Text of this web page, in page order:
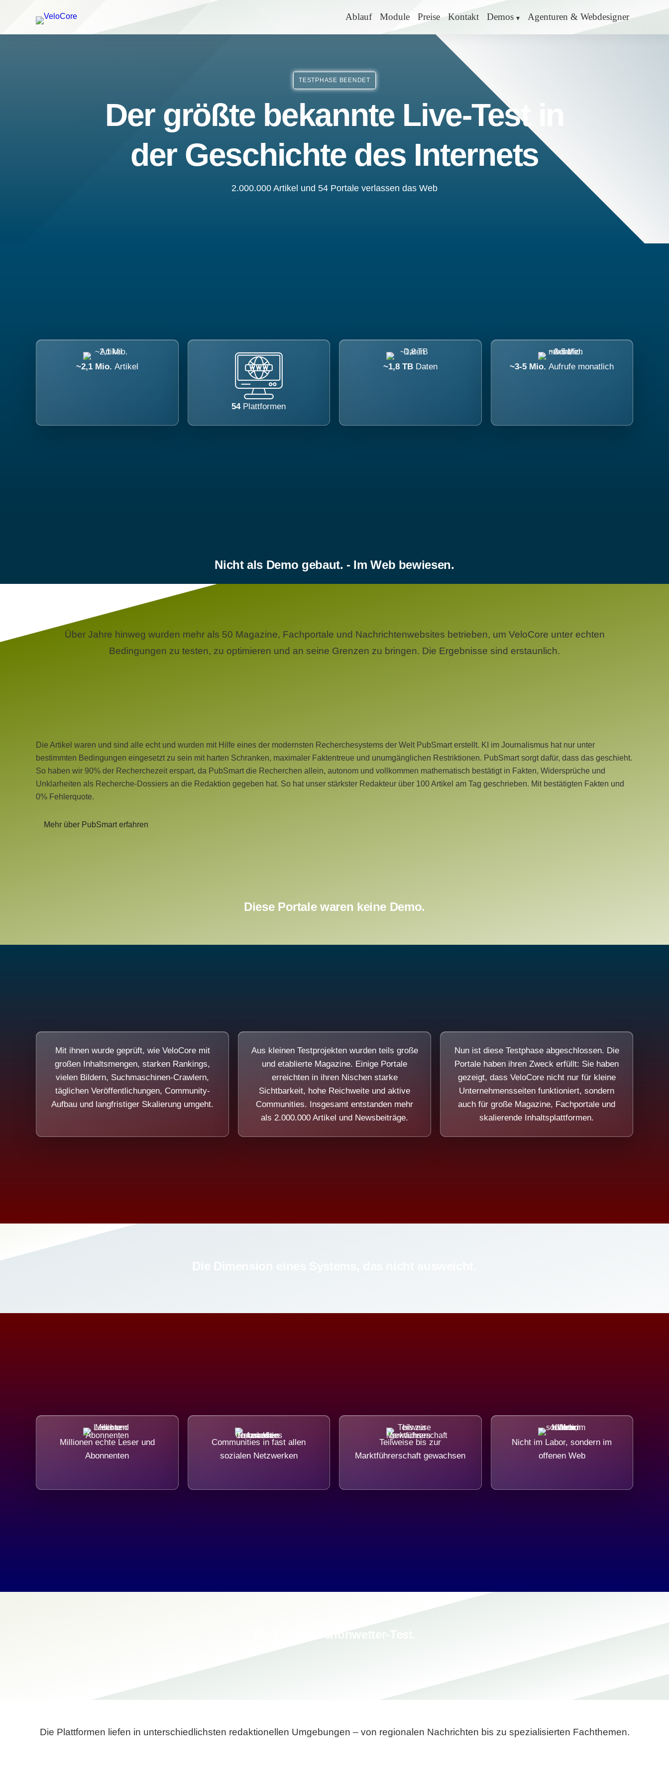
Ablauf Module Preise Kontakt Demos Agenturen & Webdesigner
TESTPHASE BEENDET
Der größte bekannte Live-Test in
der Geschichte des Internets
2.000.000 Artikel und 54 Portale verlassen das Web
~2,1 Mio. Artikel
54 Plattformen
~1,8 TB Daten ~3-5 Mio.Aufrufe monatlich
Nicht als Demo gebaut. - Im Web bewiesen.
Über Jahre hinweg wurden mehr als 50 Magazine, Fachportale und Nachrichtenwebsites betrieben, um VeloCore unter echten
Bedingungen zu testen, zu optimieren und an seine Grenzen zu bringen. Die Ergebnisse sind erstaunlich.
Die Artikel waren und sind alle echt und wurden mit Hilfe eines der modernsten Recherchesystems der Welt PubSmart erstellt. KI im Journalismus hat nur unter
bestimmten Bedingungen eingesetzt zu sein mit harten Schranken, maximaler Faktentreue und unumgänglichen Restriktionen. PubSmart sorgt dafür, dass das geschieht.
So haben wir 90% der Recherchezeit erspart, da PubSmart die Recherchen allein, autonom und vollkommen mathematisch bestätigt in Fakten, Widersprüche und
Unklarheiten als Recherche-Dossiers an die Redaktion gegeben hat. So hat unser stärkster Redakteur über 100 Artikel am Tag geschrieben. Mit bestätigten Fakten und
0% Fehlerquote.
Mehr über PubSmart erfahren
Diese Portale waren keine Demo.
Mit ihnen wurde geprüft, wie VeloCore mit
großen Inhaltsmengen, starken Rankings,
vielen Bildern, Suchmaschinen-Crawlern,
täglichen Veröffentlichungen, Community-
Aufbau und langfristiger Skalierung umgeht.
Aus kleinen Testprojekten wurden teils große
und etablierte Magazine. Einige Portale
erreichten in ihren Nischen starke
Sichtbarkeit, hohe Reichweite und aktive
Communities. Insgesamt entstanden mehr
als 2.000.000 Artikel und Newsbeiträge.
Nun ist diese Testphase abgeschlossen. Die
Portale haben ihren Zweck erfüllt: Sie haben
gezeigt, dass VeloCore nicht nur für kleine
Unternehmensseiten funktioniert, sondern
auch für große Magazine, Fachportale und
skalierende Inhaltsplattformen.
Millionen echte Leser und
Abonnenten
Communities in fast allen
sozialen Netzwerken
Teilweise bis zur
Marktführerschaft gewachsen
Nicht im Labor, sondern im
offenen Web
Die Plattformen liefen in unterschiedlichsten redaktionellen Umgebungen – von regionalen Nachrichten bis zu spezialisierten Fachthemen.